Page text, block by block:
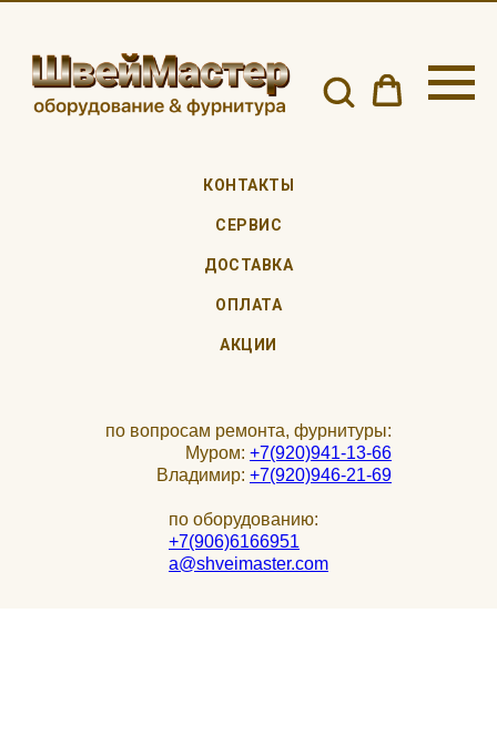
КОНТАКТЫ
СЕРВИС
ДОСТАВКА
ОПЛАТА
АКЦИИ
по вопросам ремонта, фурнитуры:
Муром: +7(920)941-13-66
Владимир: +7(920)946-21-69
по оборудованию:
+7(906)6166951
a@shveimaster.com